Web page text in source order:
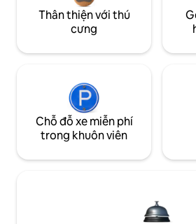
Thân thiện với thú
cưng
Chỗ đỗ xe miễn phí
trong khuôn viên